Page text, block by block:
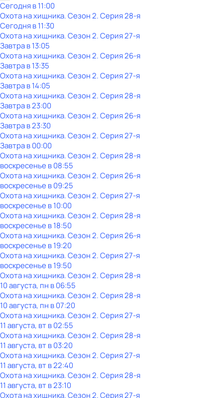
Сегодня в 11:00
Охота на хищника. Сезон 2. Серия 28-я
Сегодня в 11:30
Охота на хищника. Сезон 2. Серия 27-я
Завтра в 13:05
Охота на хищника. Сезон 2. Серия 26-я
Завтра в 13:35
Охота на хищника. Сезон 2. Серия 27-я
Завтра в 14:05
Охота на хищника. Сезон 2. Серия 28-я
Завтра в 23:00
Охота на хищника. Сезон 2. Серия 26-я
Завтра в 23:30
Охота на хищника. Сезон 2. Серия 27-я
Завтра в 00:00
Охота на хищника. Сезон 2. Серия 28-я
воскресенье в08:55
Охота на хищника. Сезон 2. Серия 26-я
воскресенье в09:25
Охота на хищника. Сезон 2. Серия 27-я
воскресенье в10:00
Охота на хищника. Сезон 2. Серия 28-я
воскресенье в18:50
Охота на хищника. Сезон 2. Серия 26-я
воскресенье в19:20
Охота на хищника. Сезон 2. Серия 27-я
воскресенье в19:50
Охота на хищника. Сезон 2. Серия 28-я
10 августа, пн в 06:55
Охота на хищника. Сезон 2. Серия 28-я
10 августа, пн в 07:20
Охота на хищника. Сезон 2. Серия 27-я
11 августа, вт в 02:55
Охота на хищника. Сезон 2. Серия 28-я
11 августа, вт в 03:20
Охота на хищника. Сезон 2. Серия 27-я
11 августа, вт в 22:40
Охота на хищника. Сезон 2. Серия 28-я
11 августа, вт в 23:10
Охота на хищника. Сезон 2. Серия 27-я